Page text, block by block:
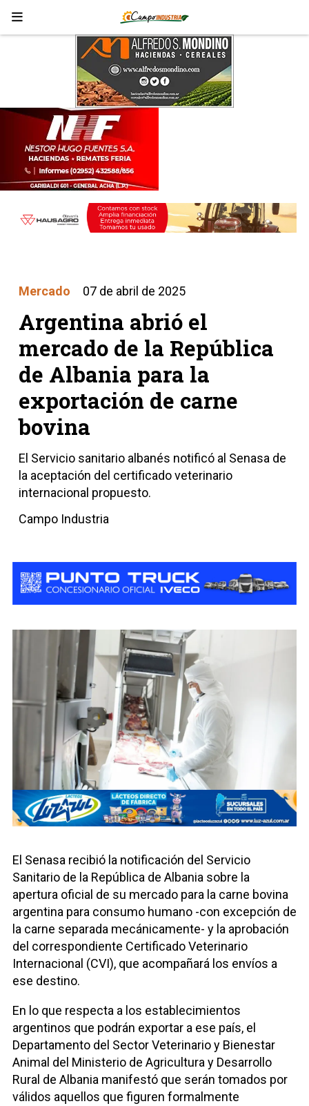
Argentina abrió el
mercado de la República
de Albania para la
exportación de carne
bovina
El Servicio sanitario albanés notificó al Senasa de
la aceptación del certificado veterinario
internacional propuesto.
Mercado 07 de abril de 2025
Campo Industria
El Senasa recibió la notificación del Servicio
Sanitario de la República de Albania sobre la
apertura oficial de su mercado para la carne bovina
argentina para consumo humano -con excepción de
la carne separada mecánicamente- y la aprobación
del correspondiente Certificado Veterinario
Internacional (CVI), que acompañará los envíos a
ese destino.
En lo que respecta a los establecimientos
argentinos que podrán exportar a ese país, el
Departamento del Sector Veterinario y Bienestar
Animal del Ministerio de Agricultura y Desarrollo
Rural de Albania manifestó que serán tomados por
válidos aquellos que figuren formalmente